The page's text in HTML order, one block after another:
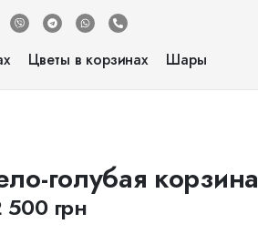
Цветы в корзинах Шары
голубая корзина
500 грн